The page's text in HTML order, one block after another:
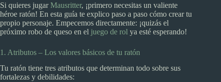
Si quieres jugarMausritter, ¡primero necesitas un valiente
héroe ratón! En esta guía te explico paso a paso cómo crear tu
propio personaje. Empecemos directamente: ¡quizás el
próximo robo de queso en el juego de rol ya esté esperando!
1. Atributos – Los valores básicos de tu ratón
Tu ratón tiene tres atributos que determinan todo sobre sus
fortalezas y debilidades: